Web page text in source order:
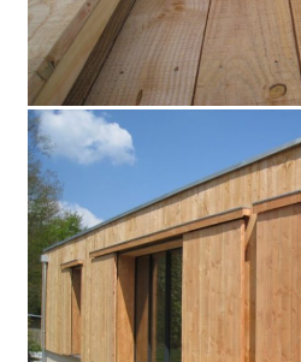
Menuiseries extérieures
Réalisations
Promotions immobilière
Magasins
Particuliers
Professionnels
Collectivités